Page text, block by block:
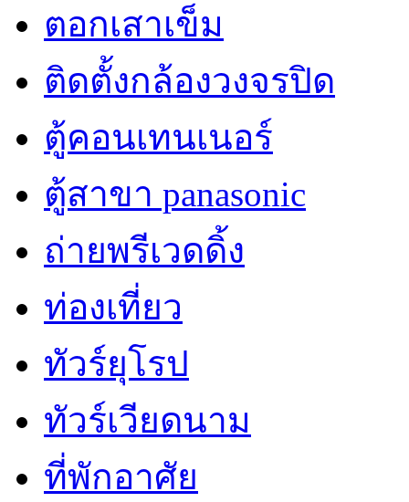
ตอกเสาเข็ม
ติดตั้งกล้องวงจรปิด
ตู้คอนเทนเนอร์
ตู้สาขา panasonic
ถ่ายพรีเวดดิ้ง
ท่องเที่ยว
ทัวร์ยุโรป
ทัวร์เวียดนาม
ที่พักอาศัย